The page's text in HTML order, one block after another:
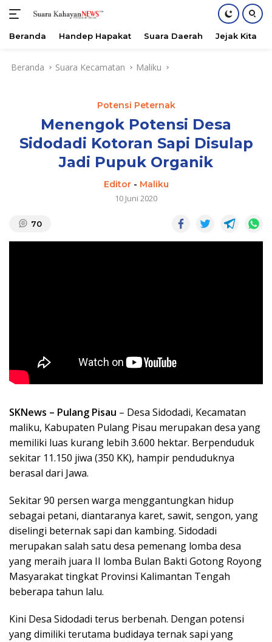
Beranda Handep Hapakat Suara Daerah Jejak Kita
Beranda Suara Kecamatan Maliku
Potensi Peternak
Menengok Potensi Desa
Sidodadi Kotoran Sapi Disulap
Jadi Pupuk Organik
Editor- Maliku
10 Juni 2020
70
SKNews – Pulang Pisau – Desa Sidodadi, Kecamatan
maliku, Kabupaten Pulang Pisau merupakan desa yang
memiliki luas kurang lebih 3.600 hektar. Berpenduduk
sekitar 11.150 jiwa (350 KK), hampir penduduknya
berasal dari Jawa.
Sekitar 90 persen warga menggantungkan hidup
sebagai petani, diantaranya karet, sawit, sengon, yang
diselingi beternak sapi dan kambing. Sidodadi
merupakan salah satu desa pemenang lomba desa
yang meraih juara II lomba Bulan Bakti Gotong Royong
Masyarakat tingkat Provinsi Kalimantan Tengah
beberapa tahun lalu.
Kini Desa Sidodadi terus berbenah. Dengan potensi
yang dimiliki terutama budidaya ternak sapi yang